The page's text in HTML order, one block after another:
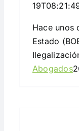
Hace unos
Estado
Abogados